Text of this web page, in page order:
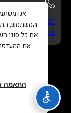
052-622-3325
כל הזכויות שמורות
אישית
המשתמש,
את כל סוגי
את
התאמה